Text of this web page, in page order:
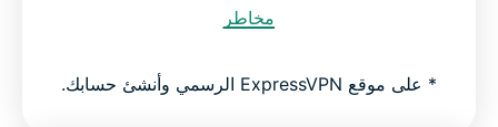
مخاطر
* على موقع ExpressVPN الرسمي وأنشئ حسابك.